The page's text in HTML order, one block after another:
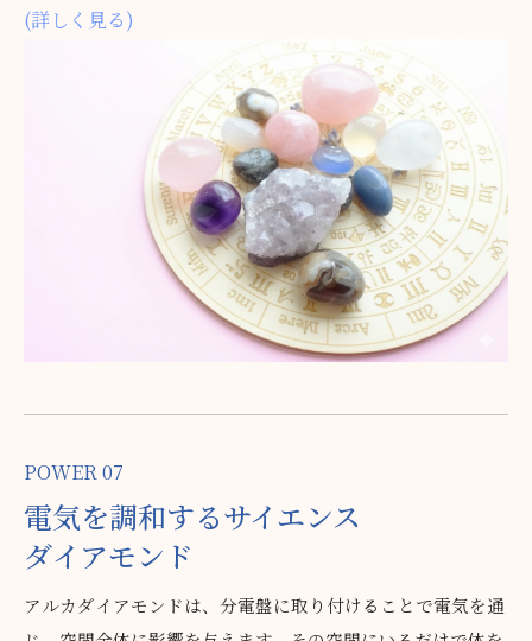
ためです。
一方、アルカダイアモンドは、完全反射の光そのものが自己
浄化のはたらきを持ちます。
そのため時間が経ってもエネルギーの劣化がなく、お持ちの
他の石を浄化して、活かすことができます。
(詳しく見る)
POWER 07
電気を調和するサイエンス
ダイアモンド
アルカダイアモンドは、分電盤に取り付けることで電気を通